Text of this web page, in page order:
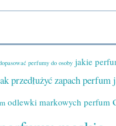
perfumy do osoby jakie
przedłużyć zapach perfum
odlewki markowych perfum